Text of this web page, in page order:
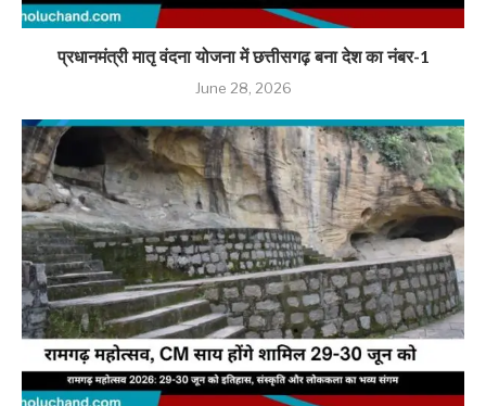
प्रधानमंत्री मातृ वंदना योजना में छत्तीसगढ़ बना देश का नंबर-1
June 28, 2026